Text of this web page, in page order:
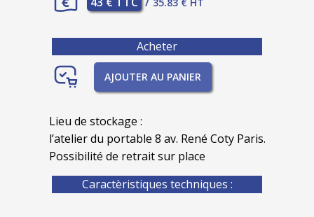
Acheter
AJOUTER AU PANIER
Lieu de stockage :
l’atelier du portable 8 av. René Coty Paris.
Possibilité de retrait sur place
Caractèristiques techniques :